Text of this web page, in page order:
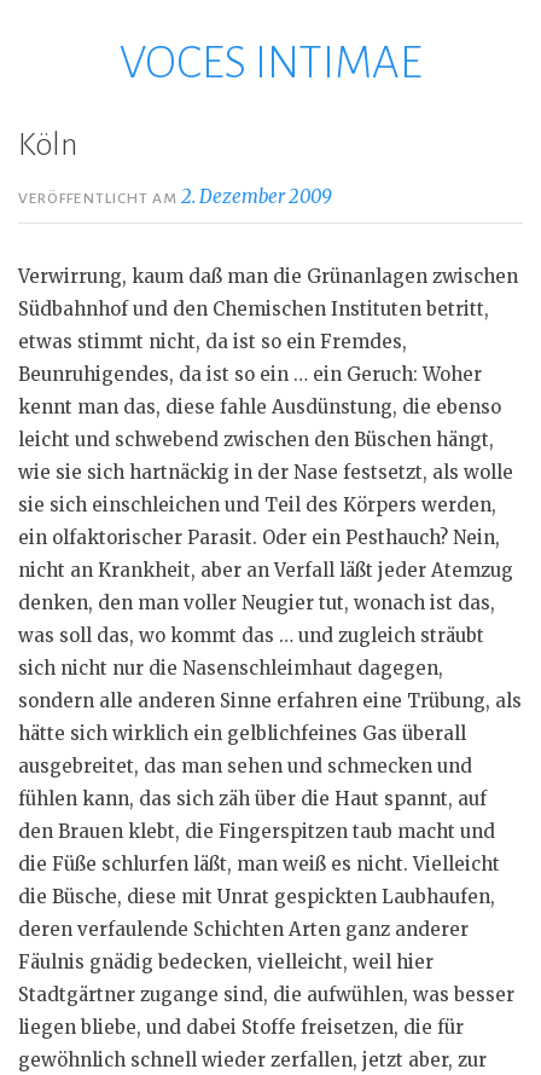
VOCES INTIMAE
Köln
VERÖFFENTLICHT AM2. Dezember 2009
Verwirrung, kaum daß man die Grünanlagen zwischen
Südbahnhof und den Chemischen Instituten betritt,
etwas stimmt nicht, da ist so ein Fremdes,
Beunruhigendes, da ist so ein … ein Geruch: Woher
kennt man das, diese fahle Ausdünstung, die ebenso
leicht und schwebend zwischen den Büschen hängt,
wie sie sich hartnäckig in der Nase festsetzt, als wolle
sie sich einschleichen und Teil des Körpers werden,
ein olfaktorischer Parasit. Oder ein Pesthauch? Nein,
nicht an Krankheit, aber an Verfall läßt jeder Atemzug
denken, den man voller Neugier tut, wonach ist das,
was soll das, wo kommt das … und zugleich sträubt
sich nicht nur die Nasenschleimhaut dagegen,
sondern alle anderen Sinne erfahren eine Trübung, als
hätte sich wirklich ein gelblichfeines Gas überall
ausgebreitet, das man sehen und schmecken und
fühlen kann, das sich zäh über die Haut spannt, auf
den Brauen klebt, die Fingerspitzen taub macht und
die Füße schlurfen läßt, man weiß es nicht. Vielleicht
die Büsche, diese mit Unrat gespickten Laubhaufen,
deren verfaulende Schichten Arten ganz anderer
Fäulnis gnädig bedecken, vielleicht, weil hier
Stadtgärtner zugange sind, die aufwühlen, was besser
liegen bliebe, und dabei Stoffe freisetzen, die für
gewöhnlich schnell wieder zerfallen, jetzt aber, zur